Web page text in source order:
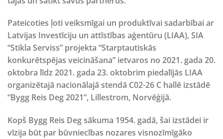
Pateicoties ļoti veiksmīgai un produktīvai sadarbībai ar
Latvijas Investīciju un attīstības aģentūru (LIAA), SIA
“Stikla Serviss” projekta “Starptautiskās
konkurētspējas veicināšana” ietvaros no 2021. gada 20.
oktobra līdz 2021. gada 23. oktobrim piedalījās LIAA
organizētajā nacionālajā stendā C02-26 C hallē izstādē
“Bygg Reis Deg 2021”, Lillestrom, Norvēģijā.
Kopš Bygg Reis Deg sākuma 1954. gadā, šai izstādei ir
vīzija būt par būvniecības nozares visnozīmīgāko